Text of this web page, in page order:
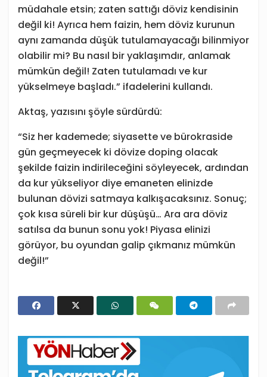
müdahale etsin; zaten sattığı döviz kendisinin
değil ki! Ayrıca hem faizin, hem döviz kurunun
aynı zamanda düşük tutulamayacağı bilinmiyor
olabilir mi? Bu nasıl bir yaklaşımdır, anlamak
mümkün değil! Zaten tutulamadı ve kur
yükselmeye başladı.” ifadelerini kullandı.
Aktaş, yazısını şöyle sürdürdü:
“Siz her kademede; siyasette ve bürokraside
gün geçmeyecek ki dövize doping olacak
şekilde faizin indirileceğini söyleyecek, ardından
da kur yükseliyor diye emaneten elinizde
bulunan dövizi satmaya kalkışacaksınız. Sonuç;
çok kısa süreli bir kur düşüşü… Ara ara döviz
satılsa da bunun sonu yok! Piyasa elinizi
görüyor, bu oyundan galip çıkmanız mümkün
değil!”